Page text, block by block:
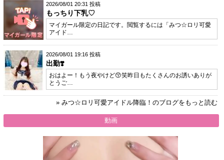
2026/08/01 20:31 投稿
もっちり下乳♡
マイガール限定の日記です。閲覧するには「みつ☆ロリ可愛
アイド…
2026/08/01 19:16 投稿
出勤❣️
おはよー！もう夜やけど😙笑昨日もたくさんのお誘いありが
とうご…
» みつ☆ロリ可愛アイドル降臨！のブログをもっと読む
動画